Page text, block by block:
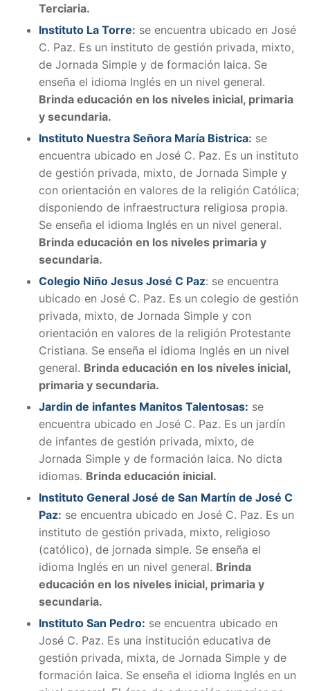
Terciaria.
Instituto La Torre: se encuentra ubicado en José
C. Paz. Es un instituto de gestión privada, mixto,
de Jornada Simple y de formación laica. Se
enseña el idioma Inglés en un nivel general.
Brinda educación en los niveles inicial, primaria
y secundaria.
Instituto Nuestra Señora María Bistrica: se
encuentra ubicado en José C. Paz. Es un instituto
de gestión privada, mixto, de Jornada Simple y
con orientación en valores de la religión Católica;
disponiendo de infraestructura religiosa propia.
Se enseña el idioma Inglés en un nivel general.
Brinda educación en los niveles primaria y
secundaria.
Colegio Niño Jesus José C Paz: se encuentra
ubicado en José C. Paz. Es un colegio de gestión
privada, mixto, de Jornada Simple y con
orientación en valores de la religión Protestante
Cristiana. Se enseña el idioma Inglés en un nivel
general. Brinda educación en los niveles inicial,
primaria y secundaria.
Jardin de infantes Manitos Talentosas: se
encuentra ubicado en José C. Paz. Es un jardín
de infantes de gestión privada, mixto, de
Jornada Simple y de formación laica. No dicta
idiomas. Brinda educación inicial.
Instituto General José de San Martín de José C
Paz: se encuentra ubicado en José C. Paz. Es un
instituto de gestión privada, mixto, religioso
(católico), de jornada simple. Se enseña el
idioma Inglés en un nivel general. Brinda
educación en los niveles inicial, primaria y
secundaria.
Instituto San Pedro: se encuentra ubicado en
José C. Paz. Es una institución educativa de
gestión privada, mixta, de Jornada Simple y de
formación laica. Se enseña el idioma Inglés en un